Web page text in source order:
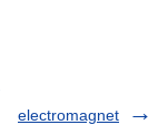
electromagnet